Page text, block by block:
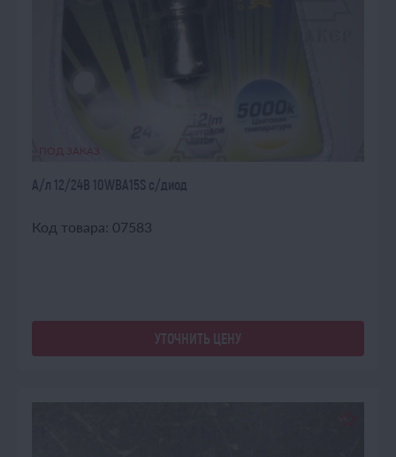
ПОД ЗАКАЗ
А/л 12/24В 10WВА15S с/диод
Код товара: 07583
УТОЧНИТЬ ЦЕНУ